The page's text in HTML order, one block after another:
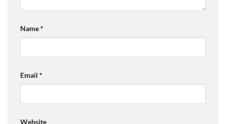
Name*
Email *
Website